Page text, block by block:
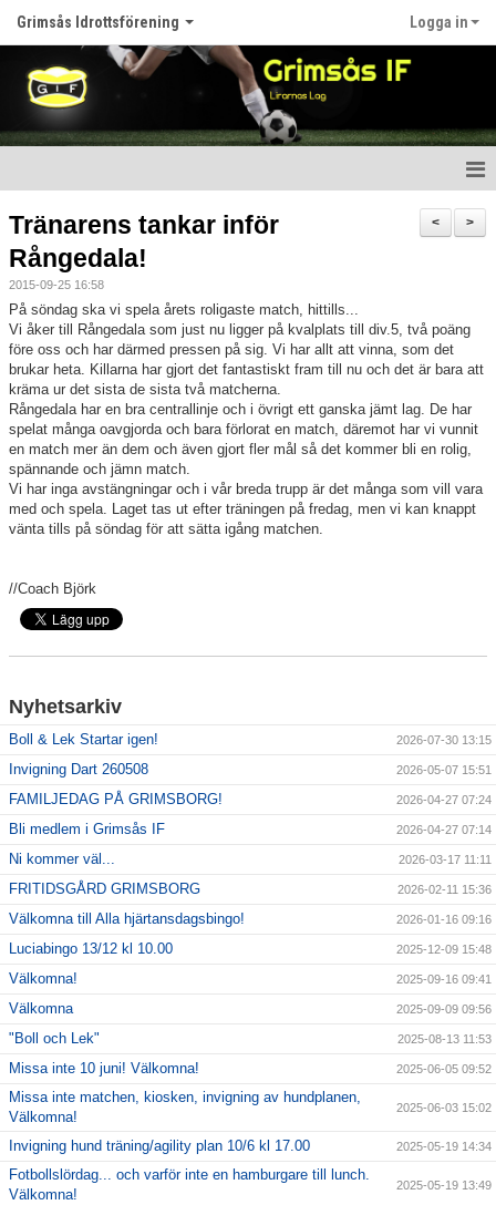
Grimsås Idrottsförening Logga in
Nyheter
Föreningen
Kalender
Våra lag
Matcher
Bildgalleri
Länkar
>
<
Tränarens tankar inför
Rångedala!
2015-09-25 16:58
På söndag ska vi spela årets roligaste match, hittills...
Vi åker till Rångedala som just nu ligger på kvalplats till div.5, två poäng
före oss och har därmed pressen på sig. Vi har allt att vinna, som det
brukar heta. Killarna har gjort det fantastiskt fram till nu och det är bara att
kräma ur det sista de sista två matcherna.
Rångedala har en bra centrallinje och i övrigt ett ganska jämt lag. De har
spelat många oavgjorda och bara förlorat en match, däremot har vi vunnit
en match mer än dem och även gjort fler mål så det kommer bli en rolig,
spännande och jämn match.
Vi har inga avstängningar och i vår breda trupp är det många som vill vara
med och spela. Laget tas ut efter träningen på fredag, men vi kan knappt
vänta tills på söndag för att sätta igång matchen.
//Coach Björk
Nyhetsarkiv
Boll & Lek Startar igen! 2026-07-30 13:15
Invigning Dart 260508 2026-05-07 15:51
FAMILJEDAG PÅ GRIMSBORG! 2026-04-27 07:24
Bli medlem i Grimsås IF 2026-04-27 07:14
Ni kommer väl... 2026-03-17 11:11
FRITIDSGÅRD GRIMSBORG 2026-02-11 15:36
Välkomna till Alla hjärtansdagsbingo! 2026-01-16 09:16
Luciabingo 13/12 kl 10.00 2025-12-09 15:48
Välkomna! 2025-09-16 09:41
Välkomna 2025-09-09 09:56
"Boll och Lek" 2025-08-13 11:53
Missa inte 10 juni! Välkomna! 2025-06-05 09:52
Missa inte matchen, kiosken, invigning av hundplanen,
Välkomna!
2025-06-03 15:02
Invigning hund träning/agility plan 10/6 kl 17.00 2025-05-19 14:34
Fotbollslördag... och varför inte en hamburgare till lunch.
Välkomna!
2025-05-19 13:49